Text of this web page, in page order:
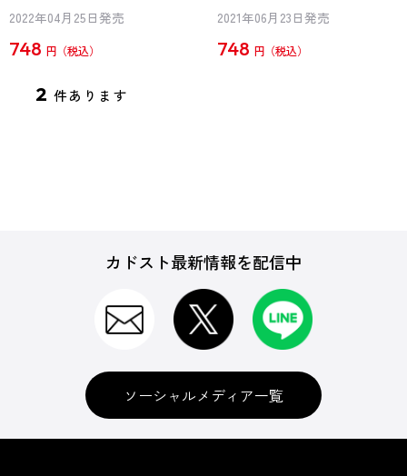
2022年04月25日発売
748 円
2021年06月23日発売
748 円
2 件あります
カドスト最新情報を配信中
ソーシャルメディア一覧